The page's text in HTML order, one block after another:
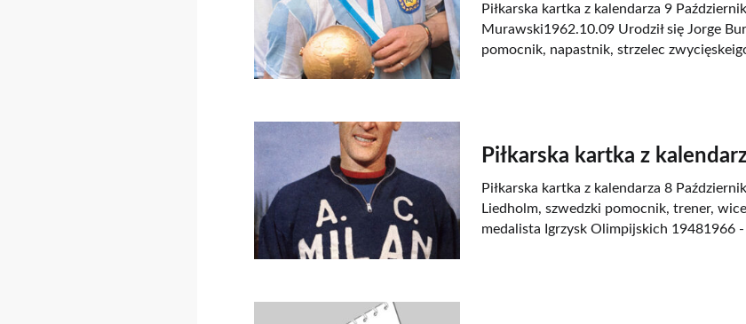
Piłkarska kartka z kalendarza 9
Murawski1962.10.09 Urodził się Jorge
pomocnik, napastnik, strzelec
Piłkarska kartka z
Piłkarska kartka z kalendarza 8
Liedholm, szwedzki pomocnik, trener,
medalista Igrzysk Olimpijskich 19481966 -